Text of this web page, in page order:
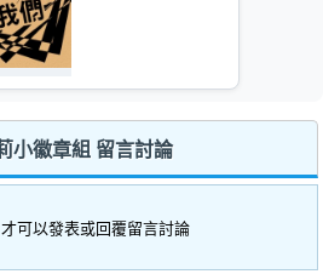
小徽章組 留言討論
才可以發表或回覆留言討論